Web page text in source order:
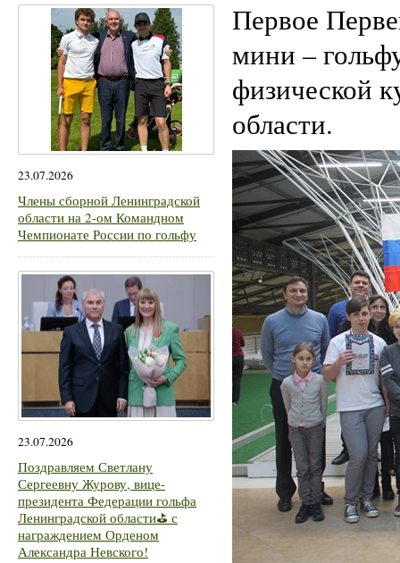
23.07.2026
Члены сборной Ленинградской
области на 2-ом Командном
Чемпионате России по гольфу
23.07.2026
Поздравляем Светлану
Сергеевну Журову, вице-
президента Федерации гольфа
Ленинградской области⛳ с
награждением Орденом
Александра Невского!
Первое
мини –
физической
области.